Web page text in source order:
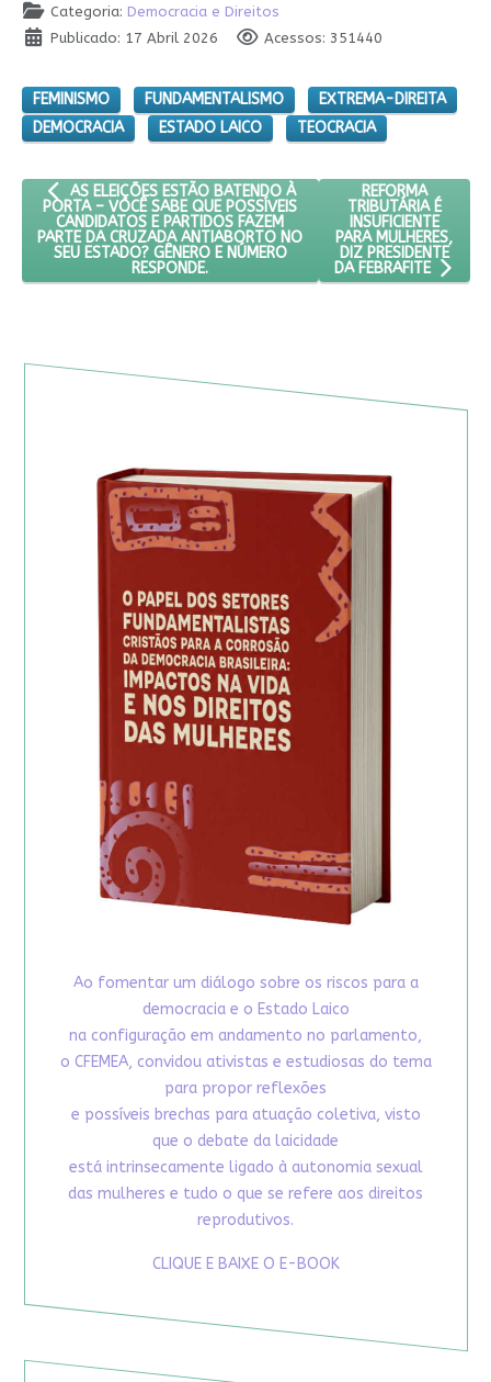
Categoria: Democracia e Direitos
Publicado: 17 Abril 2026
Acessos: 351440
FEMINISMO FUNDAMENTALISMO
EXTREMA-DIREITA
DEMOCRACIA
ESTADO LAICO TEOCRACIA
ARTIGO ANTERIOR: AS ELEIÇÕES ESTÃO BATENDO À PORTA –
AS ELEIÇÕES ESTÃO BATENDO À
PORTA – VOCÊ SABE QUE POSSÍVEIS
CANDIDATOS E PARTIDOS FAZEM
PARTE DA CRUZADA ANTIABORTO NO
SEU ESTADO? GÊNERO E NÚMERO
RESPONDE.
PRÓXIMO
REFORMA
TRIBUTÁRIA É
INSUFICIENTE
PARA MULHERES,
DIZ PRESIDENTE
DA FEBRAFITE
Ao fomentar um diálogo sobre os riscos para a
democracia e o Estado Laico
na configuração em andamento no parlamento,
o CFEMEA, convidou ativistas e estudiosas do tema
para propor reflexões
e possíveis brechas para atuação coletiva, visto
que o debate da laicidade
está intrinsecamente ligado à autonomia sexual
das mulheres e tudo o que se refere aos direitos
reprodutivos.
CLIQUE E BAIXE O E-BOOK